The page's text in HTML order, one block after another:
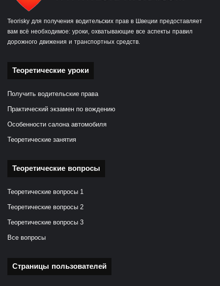
Teorisky для получения водительских прав в Швеции предоставляет
вам всё необходимое: уроки, охватывающие все аспекты правил
дорожного движения и транспортных средств.
Теоретические уроки
Получить водительские права
Практический экзамен по вождению
Особенности салона автомобиля
Теоретические занятия
Теоретические вопросы
Теоретические вопросы 1
Теоретические вопросы 2
Теоретические вопросы 3
Все вопросы
Страницы пользователей